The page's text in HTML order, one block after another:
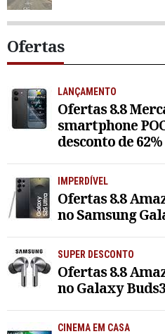
Ofertas
LANÇAMENTO
Ofertas 8.8
smartphone
desconto de 62%
IMPERDÍVEL
Ofertas 8.8
no Samsung
SUPER DESCONTO
Ofertas 8.8
no Galaxy
CINEMA EM CASA